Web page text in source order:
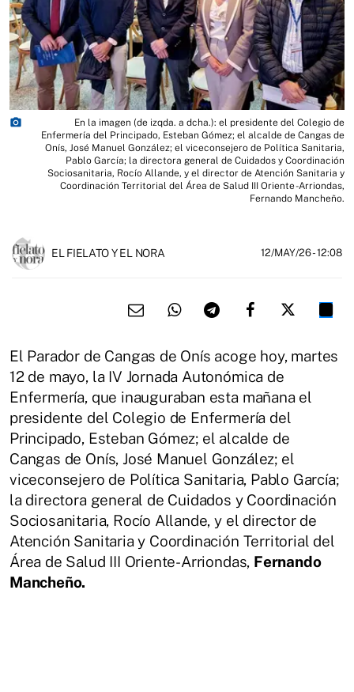
photo_camera
En la imagen (de izqda. a dcha.): el presidente del Colegio de
Enfermería del Principado, Esteban Gómez; el alcalde de Cangas de
Onís, José Manuel González; el viceconsejero de Política Sanitaria,
Pablo García; la directora general de Cuidados y Coordinación
Sociosanitaria, Rocío Allande, y el director de Atención Sanitaria y
Coordinación Territorial del Área de Salud III Oriente -Arriondas,
Fernando Mancheño.
EL FIELATO Y EL NORA 12/MAY/26- 12:08
El Parador de Cangas de Onís acoge hoy, martes
12 de mayo, la IV Jornada Autonómica de
Enfermería, que inauguraban esta mañana el
presidente del Colegio de Enfermería del
Principado, Esteban Gómez; el alcalde de
Cangas de Onís, José Manuel González; el
viceconsejero de Política Sanitaria, Pablo García;
la directora general de Cuidados y Coordinación
Sociosanitaria, Rocío Allande, y el director de
Atención Sanitaria y Coordinación Territorial del
Área de Salud III Oriente-Arriondas, Fernando
Mancheño.